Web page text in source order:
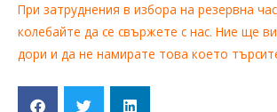
При затруднения в избора на резервна
колебайте да се свържете с нас. Ние ще
дори и да не намирате това което